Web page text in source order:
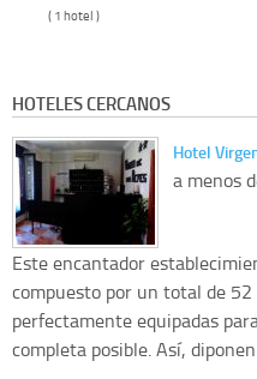
( 1 hotel )
HOTELES CERCANOS
Hotel
a menos
Este encantador
compuesto por un total de
perfectamente equipadas
completa posible. Así, diponen